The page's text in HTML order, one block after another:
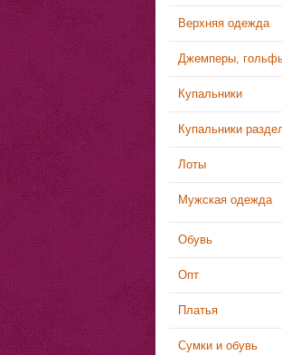
Верхняя одежда
Джемперы,
Купальники
Купальники
Лоты
Мужская одежда
Обувь
Опт
Платья
Сумки и обувь